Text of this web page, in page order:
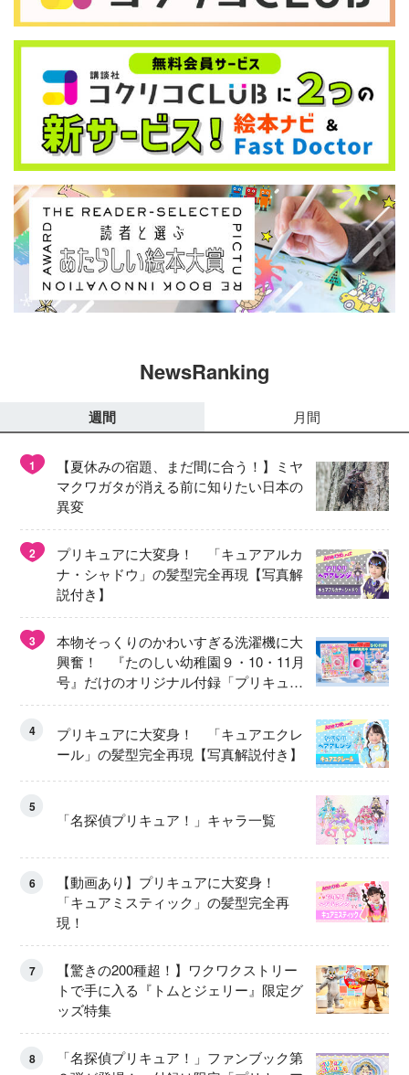
NewsRanking
週間 月間
1
【夏休みの宿題、まだ間に合う！】ミヤ
マクワガタが消える前に知りたい日本の
異変
2
プリキュアに大変身！ 「キュアアルカ
ナ・シャドウ」の髪型完全再現【写真解
説付き】
3
本物そっくりのかわいすぎる洗濯機に大
興奮！ 『たのしい幼稚園９・10・11月
号』だけのオリジナル付録「プリキュ
ア くるくるせんたくき」
4
プリキュアに大変身！ 「キュアエクレ
ール」の髪型完全再現【写真解説付き】
5
「名探偵プリキュア！」キャラ一覧
6
【動画あり】プリキュアに大変身！
「キュアミスティック」の髪型完全再
現！
7
【驚きの200種超！】ワクワクストリー
トで手に入る『トムとジェリー』限定グ
ッズ特集
8
「名探偵プリキュア！」ファンブック第